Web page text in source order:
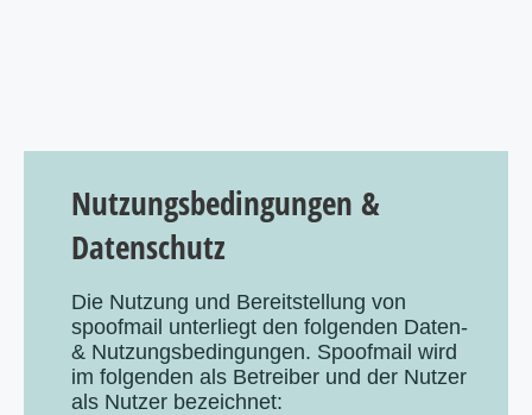
Nutzungsbedingungen &
Datenschutz
Die Nutzung und Bereitstellung von
spoofmail unterliegt den folgenden Daten-
& Nutzungsbedingungen. Spoofmail wird
im folgenden als Betreiber und der Nutzer
als Nutzer bezeichnet: